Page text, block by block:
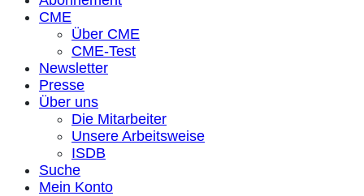
CME
Über CME
CME-Test
Newsletter
Presse
Über uns
Die Mitarbeiter
Unsere Arbeitsweise
ISDB
Suche
Mein Konto